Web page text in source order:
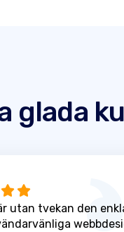
glada
utan tvekan den